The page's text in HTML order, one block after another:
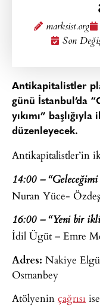
marksist.org
Son
Antikapitalistler
günü İstanbul’da
yıkımı”
düzenleyecek.
Antikapitalistler’in
14:00 –
Nuran Yüce-
16:00 – “Yeni bir
İdil Ügüt – Emre
Adres: Nakiye
Osmanbey
Atölyenin çağrısı